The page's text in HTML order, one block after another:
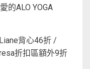
的ALO YOGA
背心46折 /
折扣區額外9折